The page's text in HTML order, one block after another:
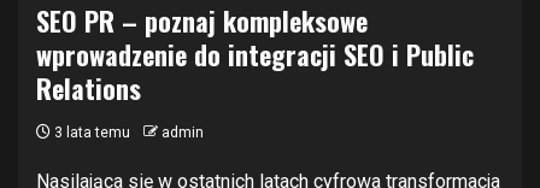
SEO PR – poznaj kompleksowe
wprowadzenie do integracji SEO i Public
Relations
3 lata temu admin
Nasilająca się w ostatnich latach cyfrowa transformacja